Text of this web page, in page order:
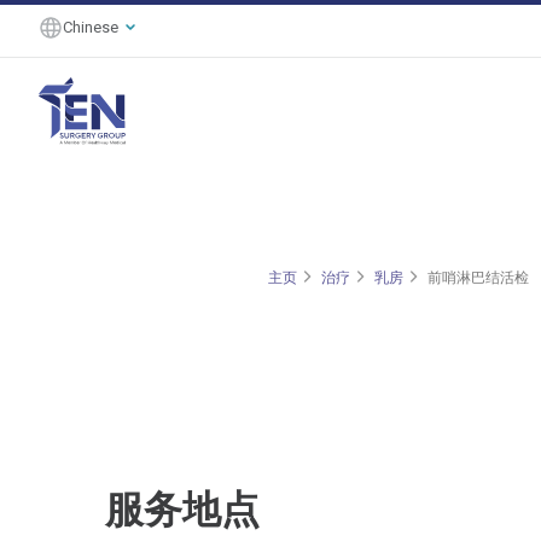
Chinese
主页 治疗 乳房 前哨淋巴结活检
服务地点